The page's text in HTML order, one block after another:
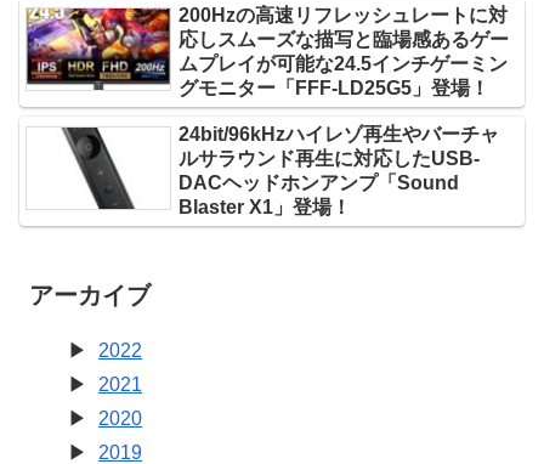
200Hzの高速リフレッシュレートに対
応しスムーズな描写と臨場感あるゲー
ムプレイが可能な24.5インチゲーミン
グモニター「FFF-LD25G5」登場！
24bit/96kHzハイレゾ再生やバーチャ
ルサラウンド再生に対応したUSB-
DACヘッドホンアンプ「Sound
Blaster X1」登場！
アーカイブ
2022
2021
2020
2019